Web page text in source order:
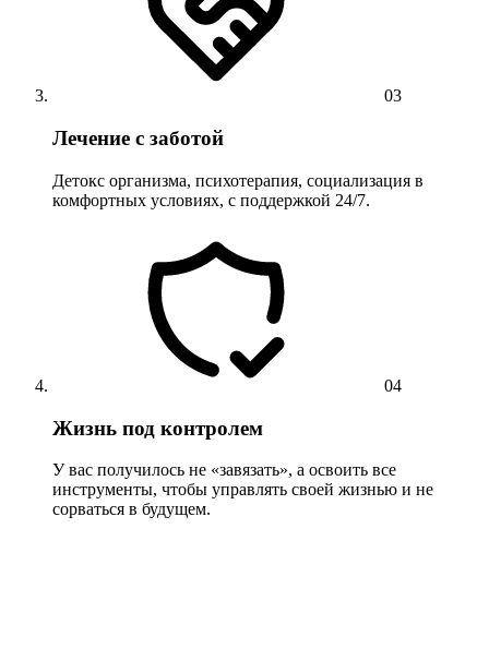
03
Лечение с заботой
Детокс организма, психотерапия, социализация в
комфортных условиях, с поддержкой 24/7.
04
Жизнь под контролем
У вас получилось не «завязать», а освоить все
инструменты, чтобы управлять своей жизнью и не
сорваться в будущем.